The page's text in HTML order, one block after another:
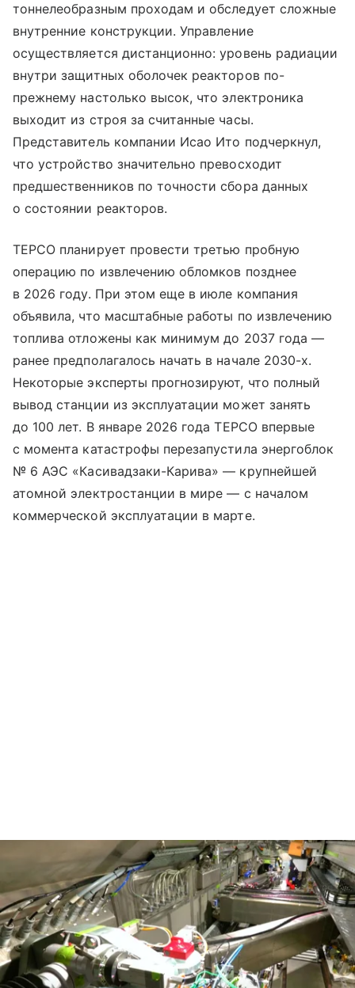
тоннелеобразным проходам и обследует сложные
внутренние конструкции. Управление
осуществляется дистанционно: уровень радиации
внутри защитных оболочек реакторов по-
прежнему настолько высок, что электроника
выходит из строя за считанные часы.
Представитель компании Исао Ито подчеркнул,
что устройство значительно превосходит
предшественников по точности сбора данных
о состоянии реакторов.
TEPCO планирует провести третью пробную
операцию по извлечению обломков позднее
в 2026 году. При этом еще в июле компания
объявила, что масштабные работы по извлечению
топлива отложены как минимум до 2037 года —
ранее предполагалось начать в начале 2030-х.
Некоторые эксперты прогнозируют, что полный
вывод станции из эксплуатации может занять
до 100 лет. В январе 2026 года TEPCO впервые
с момента катастрофы перезапустила энергоблок
№ 6 АЭС «Касивадзаки-Карива» — крупнейшей
атомной электростанции в мире — с началом
коммерческой эксплуатации в марте.